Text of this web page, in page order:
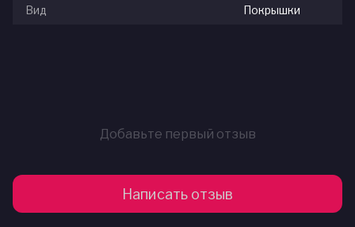
Вид Покрышки
Добавьте первый отзыв
Написать отзыв